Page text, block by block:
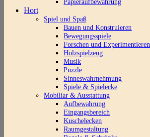
Hort
Spiel und Spaß
Bauen und Konstruieren
Bewegungsspiele
Forschen und Experimentieren
Holzspielzeug
Musik
Puzzle
Sinneswahrnehmung
Spiele & Spielecke
Mobiliar & Ausstattung
Aufbewahrung
Eingangsbereich
Kuschelecken
Raumgestaltung